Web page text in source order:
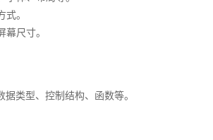
。
尺寸。
类型、控制结构、函数等。